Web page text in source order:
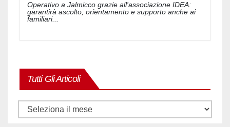
Operativo a Jalmicco grazie all'associazione IDEA:
garantirà ascolto, orientamento e supporto anche ai
familiari...
Tutti Gli Articoli
Tutti